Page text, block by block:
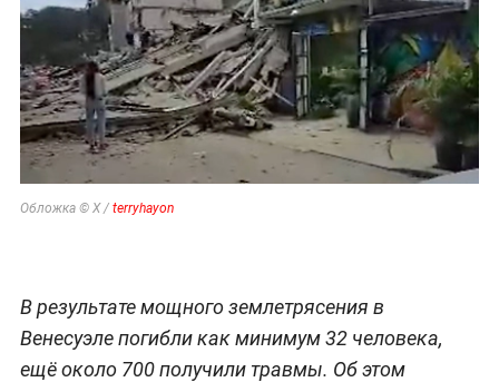
Обложка © Х / terryhayon
В результате мощного землетрясения в
Венесуэле погибли как минимум 32 человека,
ещё около 700 получили травмы. Об этом